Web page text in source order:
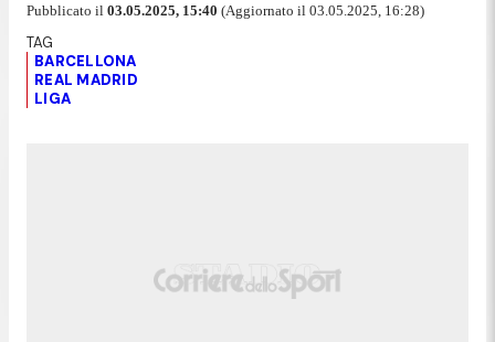
Pubblicato il 03.05.2025, 15:40 (Aggiornato il 03.05.2025, 16:28)
BARCELLONA
REAL MADRID
LIGA